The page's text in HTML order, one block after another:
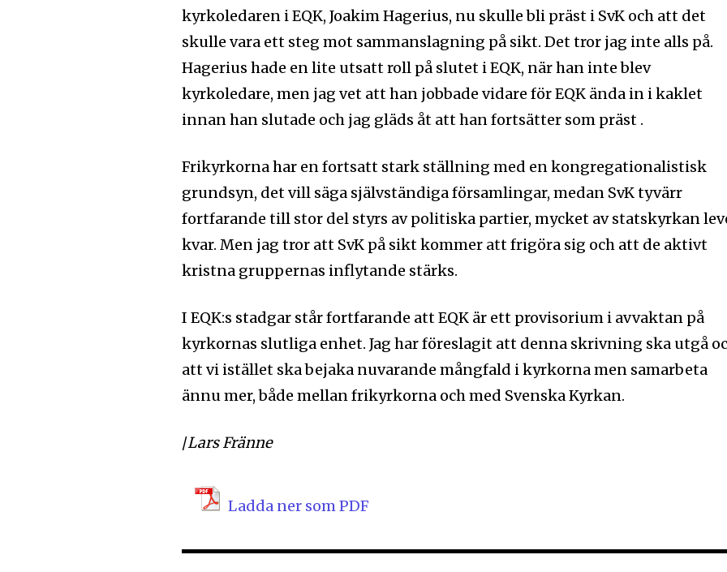
För att prenumerera: Ange din e-postadress och klicka på
prenumerationsknappen. Oroa dig inte, vi respekterar din integritet
och kommer inte att skicka skräppost till din inkorg.
kyrkoledaren i EQK, Joakim Hagerius, nu skulle bli präst i SvK och att det
skulle vara ett steg mot sammanslagning på sikt. Det tror jag inte alls på.
Hagerius hade en lite utsatt roll på slutet i EQK, när han inte blev
kyrkoledare, men jag vet att han jobbade vidare för EQK ända in i kaklet
innan han slutade och jag gläds åt att han fortsätter som präst .
Frikyrkorna har en fortsatt stark ställning med en kongregationalistisk
grundsyn, det vill säga självständiga församlingar, medan SvK tyvärr
fortfarande till stor del styrs av politiska partier, mycket av statskyrkan
kvar. Men jag tror att SvK på sikt kommer att frigöra sig och att de aktivt
kristna gruppernas inflytande stärks.
I EQK:s stadgar står fortfarande att EQK är ett provisorium i avvaktan på
kyrkornas slutliga enhet. Jag har föreslagit att denna skrivning ska utgå
att vi istället ska bejaka nuvarande mångfald i kyrkorna men samarbeta
ännu mer, både mellan frikyrkorna och med Svenska Kyrkan.
/Lars Fränne
Ladda ner som PDF